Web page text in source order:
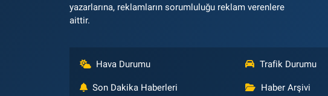
yazarlarına, reklamların sorumluluğu reklam verenlere
aittir.
Hava Durumu Trafik Durumu
Son Dakika Haberleri Haber Arşivi